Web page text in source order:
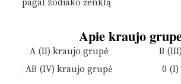
pagal zodiako ženklą
Apie kraujo
A (II) kraujo grupė
B
AB (IV) kraujo grupė
0